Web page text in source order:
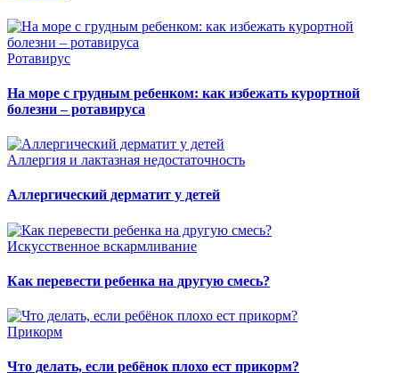
Ротавирус
На море с грудным ребенком: как избежать курортной
болезни – ротавируса
Аллергия и лактазная недостаточность
Аллергический дерматит у детей
Искусственное вскармливание
Как перевести ребенка на другую смесь?
Прикорм
Что делать, если ребёнок плохо ест прикорм?